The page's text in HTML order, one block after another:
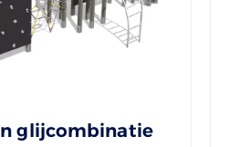
glijcombinatie